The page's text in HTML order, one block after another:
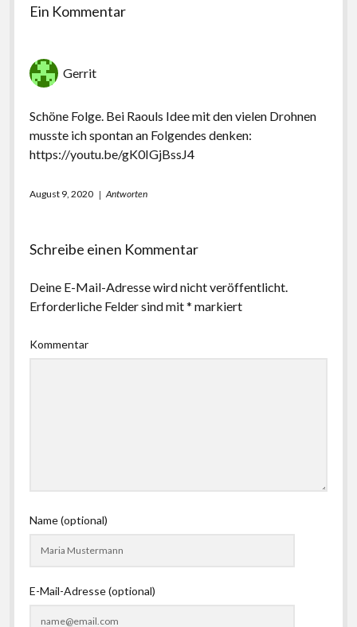
Ein Kommentar
Gerrit
Schöne Folge. Bei Raouls Idee mit den vielen Drohnen
musste ich spontan an Folgendes denken:
https://youtu.be/gK0IGjBssJ4
August 9, 2020 Antworten
Schreibe einen Kommentar
Deine E-Mail-Adresse wird nicht veröffentlicht.
Erforderliche Felder sind mit* markiert
Kommentar
Name (optional)
E-Mail-Adresse (optional)